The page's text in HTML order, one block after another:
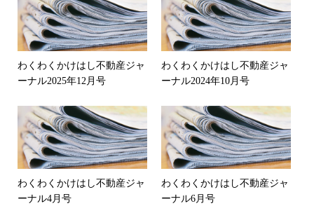
わくわくかけはし不動産ジャ
ーナル2025年12月号
わくわくかけはし不動産ジャ
ーナル2024年10月号
わくわくかけはし不動産ジャ
ーナル4月号
わくわくかけはし不動産ジャ
ーナル6月号